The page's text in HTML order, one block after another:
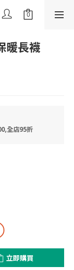
暖長襪
全店95折
立即購買